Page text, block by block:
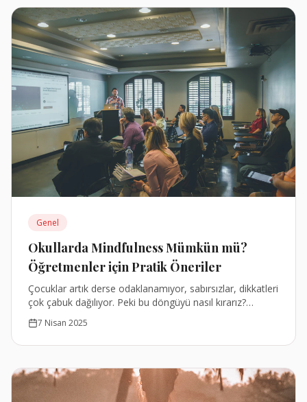
Genel
Okullarda Mindfulness Mümkün mü?
Öğretmenler için Pratik Öneriler
Çocuklar artık derse odaklanamıyor, sabırsızlar, dikkatleri
çok çabuk dağılıyor. Peki bu döngüyü nasıl kırarız?
Farkındalıkla başlayabiliriz.
7 Nisan 2025